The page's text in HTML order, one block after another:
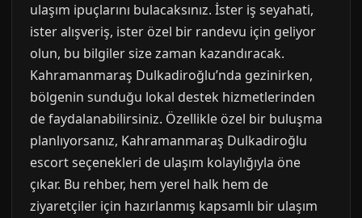
ulaşım ipuçlarını bulacaksınız. İster iş seyahati,
ister alışveriş, ister özel bir randevu için geliyor
olun, bu bilgiler size zaman kazandıracak.
Kahramanmaraş Dulkadiroğlu’nda gezinirken,
bölgenin sunduğu lokal destek hizmetlerinden
de faydalanabilirsiniz. Özellikle özel bir buluşma
planlıyorsanız, Kahramanmaraş Dulkadiroğlu
escort seçenekleri de ulaşım kolaylığıyla öne
çıkar. Bu rehber, hem yerel halk hem de
ziyaretçiler için hazırlanmış kapsamlı bir ulaşım